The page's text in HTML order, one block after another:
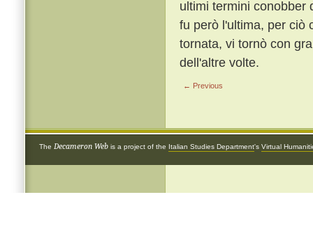
ultimi termini conobber
fu però l'ultima, per ciò
tornata, vi tornò con
dell'altre volte.
← Previous
The Decameron Web is a project of the Italian Studies Department's Virtual